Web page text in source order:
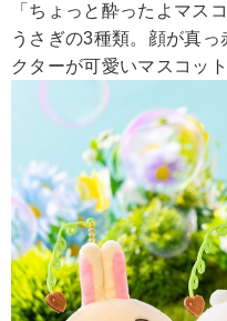
「ちょっと酔ったよマス
うさぎの3種類。顔が真
クターが可愛いマスコット